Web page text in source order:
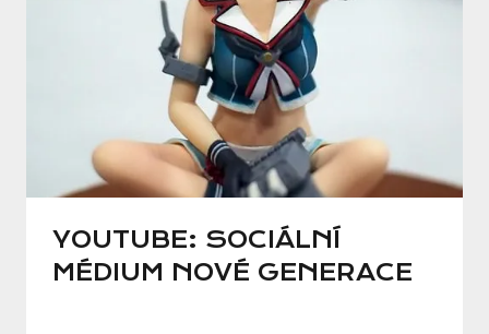
YOUTUBE: SOCIÁLNÍ
MÉDIUM NOVÉ GENERACE